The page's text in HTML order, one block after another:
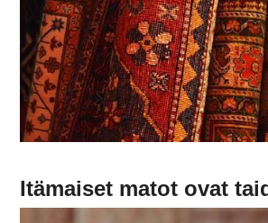
Itämaiset matot ovat